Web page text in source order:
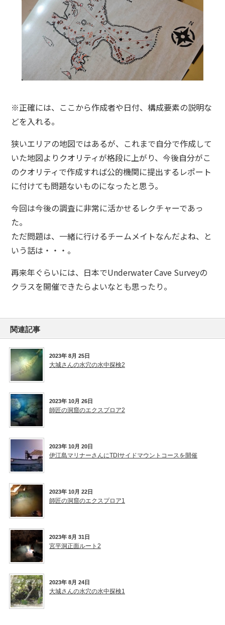
※正確には、ここから作成者や日付、構成要素の説明な
どを入れる。
狭いエリアの地図ではあるが、これまで自分で作成して
いた地図よりクオリティが格段に上がり、今後自分がこ
のクオリティで作成すれば公的機関に提出するレポート
に付けても問題ないものになったと思う。
今回は今後の調査に非常に活かせるレクチャーであっ
た。
ただ問題は、一緒に行けるチームメイトなんだよね、と
いう話は・・・。
再来年ぐらいには、日本でUnderwater Cave Surveyの
クラスを開催できたらよいなとも思ったり。
関連記事
2023年 8月 25日
大城さんの水穴の水中探検2
2023年 10月 26日
師匠の洞窟のエクスプロア2
2023年 10月 20日
伊江島マリナーさんにTDIサイドマウントコースを開催
2023年 10月 22日
師匠の洞窟のエクスプロア1
2023年 8月 31日
宮平洞正面ルート2
2023年 8月 24日
大城さんの水穴の水中探検1